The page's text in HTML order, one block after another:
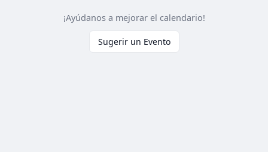
¡Ayúdanos a mejorar el calendario!
Sugerir un Evento